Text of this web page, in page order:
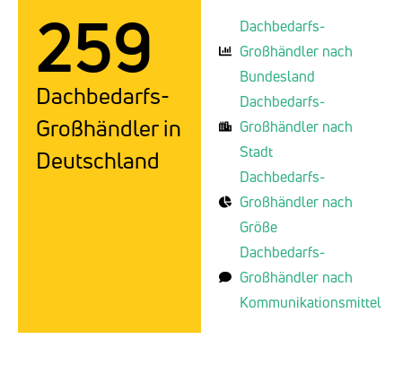
259
Dachbedarfs-
Großhändler in
Deutschland
Dachbedarfs-
Großhändler nach
Bundesland
Dachbedarfs-
Großhändler nach
Stadt
Dachbedarfs-
Großhändler nach
Größe
Dachbedarfs-
Großhändler nach
Kommunikationsmittel